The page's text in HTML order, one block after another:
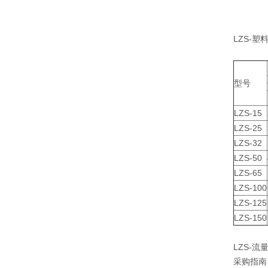
LZS-塑
型号
LZS-15
LZS-25
LZS-32
LZS-50
LZS-65
LZS-100
LZS-125
LZS-150
LZS-流
采购指